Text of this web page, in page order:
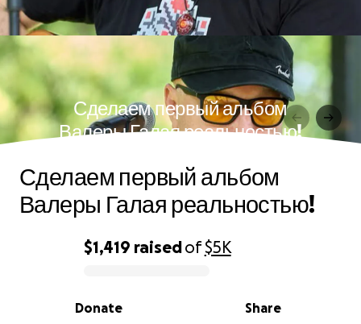
Сделаем первый альбом
Валеры Галая реальностью!
0% complete
$1,419 raisedof$5K
Share
Donate
Сделаем первый альбом
Валеры Галая реальностью!